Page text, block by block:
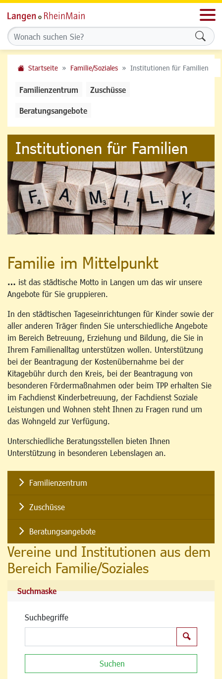
Startseite Familie/Soziales Institutionen für Familien
Familienzentrum Zuschüsse
Beratungsangebote
Institutionen für Familien
Familie im Mittelpunkt
… ist das städtische Motto in Langen um das wir unsere
Angebote für Sie gruppieren.
In den städtischen Tageseinrichtungen für Kinder sowie der
aller anderen Träger finden Sie unterschiedliche Angebote
im Bereich Betreuung, Erziehung und Bildung, die Sie in
Ihrem Familienalltag unterstützen wollen. Unterstützung
bei der Beantragung der Kostenübernahme bei der
Kitagebühr durch den Kreis, bei der Beantragung von
besonderen Fördermaßnahmen oder beim TPP erhalten Sie
im Fachdienst Kinderbetreuung, der Fachdienst Soziale
Leistungen und Wohnen steht Ihnen zu Fragen rund um
das Wohngeld zur Verfügung.
Unterschiedliche Beratungsstellen bieten Ihnen
Unterstützung in besonderen Lebenslagen an.
Familienzentrum
Zuschüsse
Beratungsangebote
Vereine und Institutionen aus dem
Bereich Familie/Soziales
Suchmaske
Suchbegriffe
Suchen